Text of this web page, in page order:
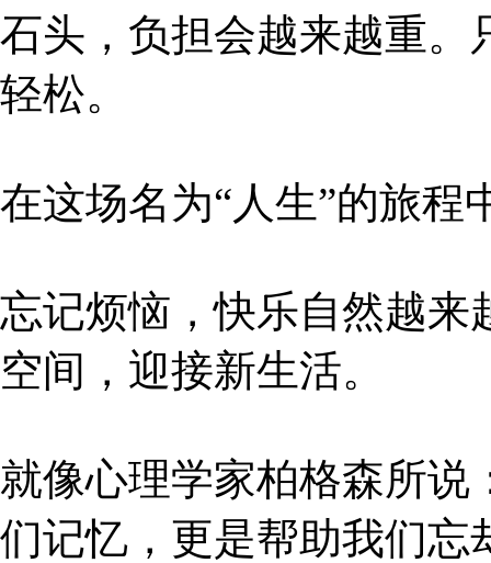
石头，负担会越来越重。
轻松。
在这场名为“人生”的旅程
忘记烦恼，快乐自然越来
空间，迎接新生活。
就像心理学家柏格森所说
们记忆，更是帮助我们忘